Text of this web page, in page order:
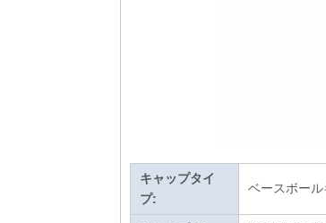
キャップタイ
プ:
ベースボー